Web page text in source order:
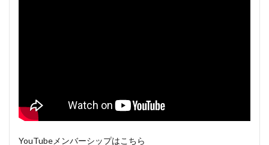
YouTubeメンバーシップはこちら